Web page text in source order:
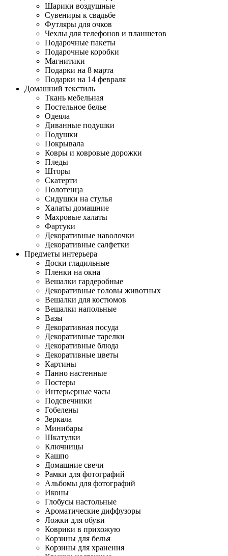
Шарики воздушные
Сувениры к свадьбе
Футляры для очков
Чехлы для телефонов и планшетов
Подарочные пакеты
Подарочные коробки
Магнитики
Подарки на 8 марта
Подарки на 14 февраля
Домашний текстиль
Ткань мебельная
Постельное белье
Одеяла
Диванные подушки
Подушки
Покрывала
Ковры и ковровые дорожки
Пледы
Шторы
Скатерти
Полотенца
Сидушки на стулья
Халаты домашние
Махровые халаты
Фартуки
Декоративные наволочки
Декоративные салфетки
Предметы интерьера
Доски гладильные
Пленки на окна
Вешалки гардеробные
Декоративные головы животных
Вешалки для костюмов
Вешалки напольные
Вазы
Декоративная посуда
Декоративные тарелки
Декоративные блюда
Декоративные цветы
Картины
Панно настенные
Постеры
Интерьерные часы
Подсвечники
Гобелены
Зеркала
Минибары
Шкатулки
Ключницы
Кашпо
Домашние свечи
Рамки для фотографий
Альбомы для фотографий
Иконы
Глобусы настольные
Ароматические диффузоры
Ложки для обуви
Коврики в прихожую
Корзины для белья
Корзины для хранения